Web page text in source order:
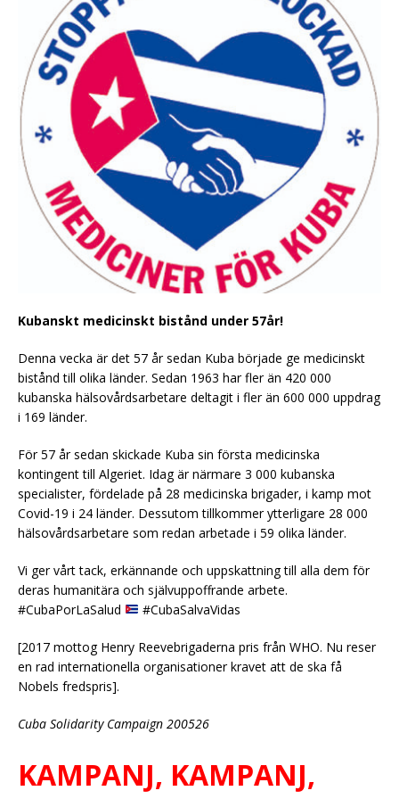
Kubanskt medicinskt bistånd under 57år!
Denna vecka är det 57 år sedan Kuba började ge medicinskt
bistånd till olika länder. Sedan 1963 har fler än 420 000
kubanska hälsovårdsarbetare deltagit i fler än 600 000 uppdrag
i 169 länder.
För 57 år sedan skickade Kuba sin första medicinska
kontingent till Algeriet. Idag är närmare 3 000 kubanska
specialister, fördelade på 28 medicinska brigader, i kamp mot
Covid-19 i 24 länder. Dessutom tillkommer ytterligare 28 000
hälsovårdsarbetare som redan arbetade i 59 olika länder.
Vi ger vårt tack, erkännande och uppskattning till alla dem för
deras humanitära och självuppoffrande arbete.
#CubaPorLaSalud
#CubaSalvaVidas
[2017 mottog Henry Reevebrigaderna pris från WHO. Nu reser
en rad internationella organisationer kravet att de ska få
Nobels fredspris].
Cuba Solidarity Campaign 200526
KAMPANJ, KAMPANJ,